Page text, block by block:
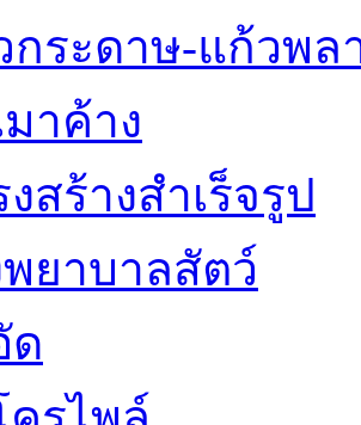
กระดาษ-แก้วพล
มาค้าง
สร้างสำเร็จรูป
พยาบาลสัตว์
ด